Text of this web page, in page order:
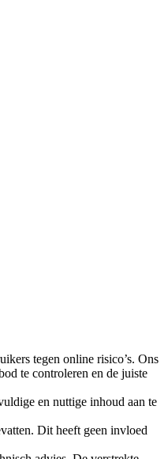
tegen online risico’s. Ons
te controleren en de juiste
en nuttige inhoud aan te
Dit heeft geen invloed